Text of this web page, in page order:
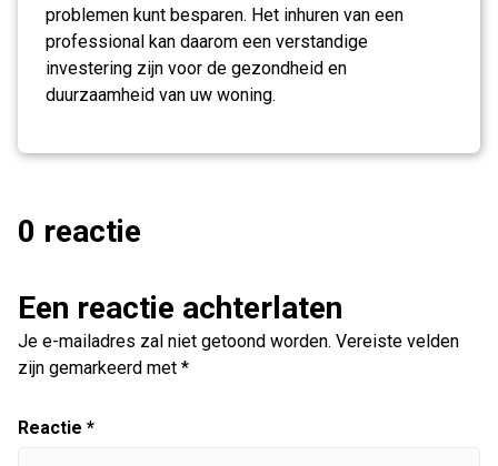
problemen kunt besparen. Het inhuren van een
professional kan daarom een verstandige
investering zijn voor de gezondheid en
duurzaamheid van uw woning.
0 reactie
Een reactie achterlaten
Je e-mailadres zal niet getoond worden. Vereiste velden
zijn gemarkeerd met *
Reactie *